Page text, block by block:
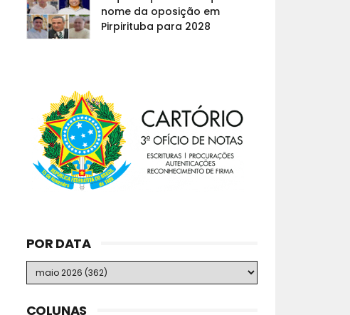
nome da oposição em
Pirpirituba para 2028
POR DATA
COLUNAS